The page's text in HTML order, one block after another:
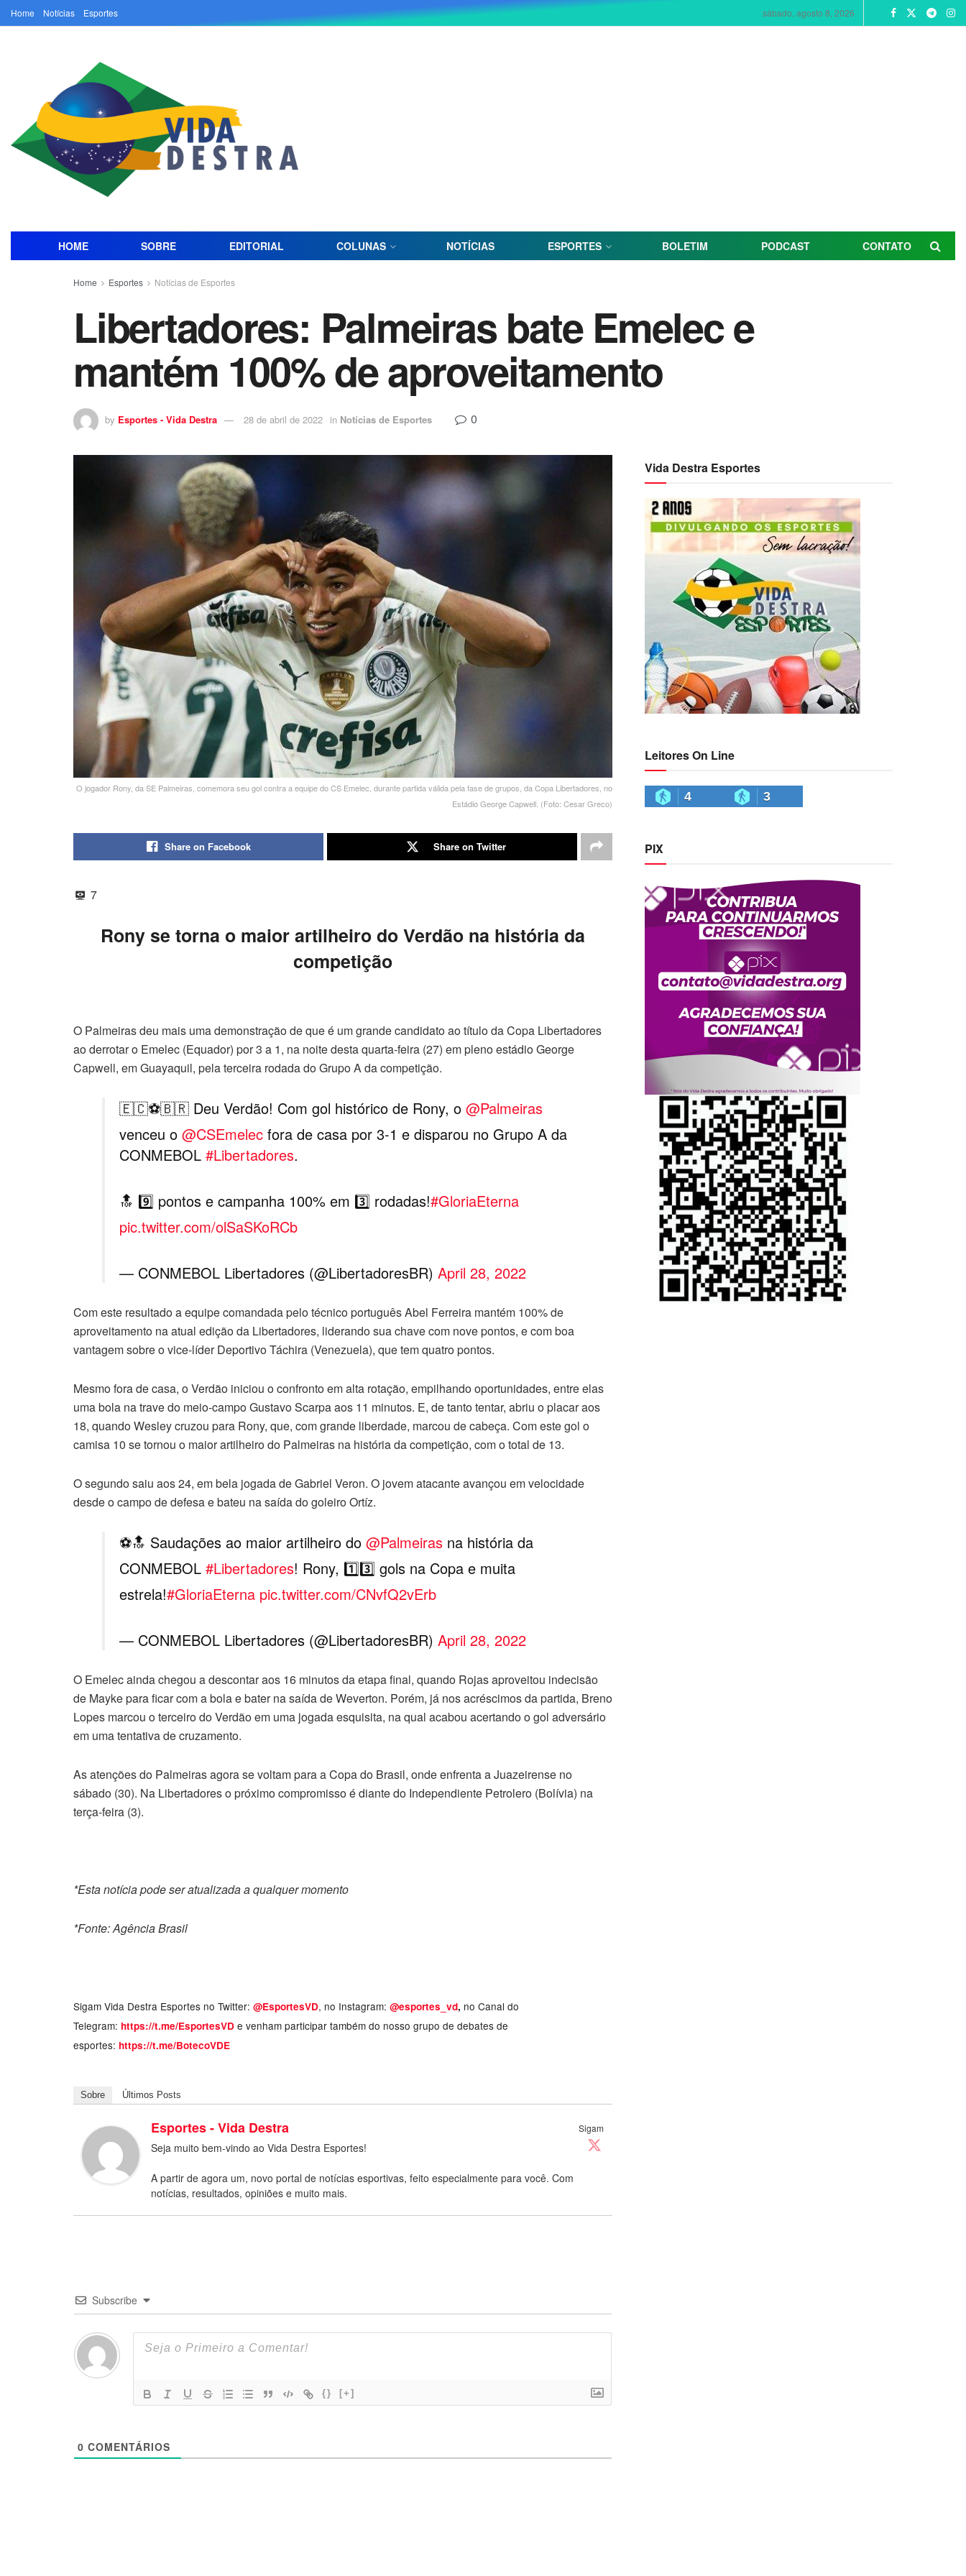
Home Notícias Esportes sábado, agosto 8, 2026
HOME SOBRE EDITORIAL COLUNAS NOTÍCIAS ESPORTES BOLETIM PODCAST CONTATO
Home Esportes Notícias de Esportes
Libertadores: Palmeiras bate Emelec e
mantém 100% de aproveitamento
by Esportes - Vida Destra 28 de abril de 2022 in Notícias de Esportes 0
O jogador Rony, da SE Palmeiras, comemora seu gol contra a equipe do CS Emelec, durante partida válida pela fase de grupos, da Copa Libertadores, no
Estádio George Capwell. (Foto: Cesar Greco)
Share on Facebook Share on Twitter
7
Rony se torna o maior artilheiro do Verdão na história da
competição
O Palmeiras deu mais uma demonstração de que é um grande candidato ao título da Copa Libertadores
ao derrotar o Emelec (Equador) por 3 a 1, na noite desta quarta-feira (27) em pleno estádio George
Capwell, em Guayaquil, pela terceira rodada do Grupo A da competição.
🇪🇨⚽🇧🇷 Deu Verdão! Com gol histórico de Rony, o @Palmeiras
venceu o @CSEmelec fora de casa por 3-1 e disparou no Grupo A da
CONMEBOL #Libertadores.
🔝 9️⃣ pontos e campanha 100% em 3️⃣ rodadas!#GloriaEterna
pic.twitter.com/olSaSKoRCb
— CONMEBOL Libertadores (@LibertadoresBR) April 28, 2022
Com este resultado a equipe comandada pelo técnico português Abel Ferreira mantém 100% de
aproveitamento na atual edição da Libertadores, liderando sua chave com nove pontos, e com boa
vantagem sobre o vice-líder Deportivo Táchira (Venezuela), que tem quatro pontos.
Mesmo fora de casa, o Verdão iniciou o confronto em alta rotação, empilhando oportunidades, entre elas
uma bola na trave do meio-campo Gustavo Scarpa aos 11 minutos. E, de tanto tentar, abriu o placar aos
18, quando Wesley cruzou para Rony, que, com grande liberdade, marcou de cabeça. Com este gol o
camisa 10 se tornou o maior artilheiro do Palmeiras na história da competição, com o total de 13.
O segundo saiu aos 24, em bela jogada de Gabriel Veron. O jovem atacante avançou em velocidade
desde o campo de defesa e bateu na saída do goleiro Ortíz.
⚽🔝 Saudações ao maior artilheiro do @Palmeiras na história da
CONMEBOL #Libertadores! Rony, 1️⃣3️⃣ gols na Copa e muita
estrela!#GloriaEterna pic.twitter.com/CNvfQ2vErb
— CONMEBOL Libertadores (@LibertadoresBR) April 28, 2022
O Emelec ainda chegou a descontar aos 16 minutos da etapa final, quando Rojas aproveitou indecisão
de Mayke para ficar com a bola e bater na saída de Weverton. Porém, já nos acréscimos da partida, Breno
Lopes marcou o terceiro do Verdão em uma jogada esquisita, na qual acabou acertando o gol adversário
em uma tentativa de cruzamento.
As atenções do Palmeiras agora se voltam para a Copa do Brasil, onde enfrenta a Juazeirense no
sábado (30). Na Libertadores o próximo compromisso é diante do Independiente Petrolero (Bolívia) na
terça-feira (3).
*Esta notícia pode ser atualizada a qualquer momento
*Fonte: Agência Brasil
Sigam Vida Destra Esportes no Twitter: @EsportesVD, no Instagram: @esportes_vd, no Canal do
Telegram: https://t.me/EsportesVD e venham participar também do nosso grupo de debates de
esportes: https://t.me/BotecoVDE
Sobre Últimos Posts
Sigam
Esportes - Vida Destra
Seja muito bem-vindo ao Vida Destra Esportes!
A partir de agora um, novo portal de notícias esportivas, feito especialmente para você. Com
notícias, resultados, opiniões e muito mais.
Subscribe
{} [+]
0 COMENTÁRIOS
Vida Destra Esportes
Leitores On Line
4 3
PIX